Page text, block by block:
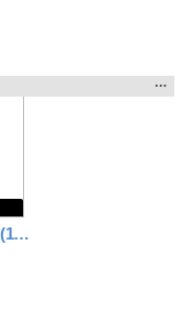
Planchar a baja temperatura (110ºC)
la
…